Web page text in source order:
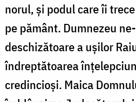
norul, și podul care îi
pe pământ. Dumnezeu
deschizătoare a ușilor
îndreptătoarea
credincioși. Maica